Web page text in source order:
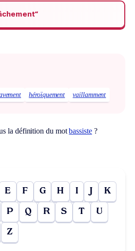
héroïquement vaillamment
la définition du motbassiste?
E F G H I J K
P Q R S T U
Z